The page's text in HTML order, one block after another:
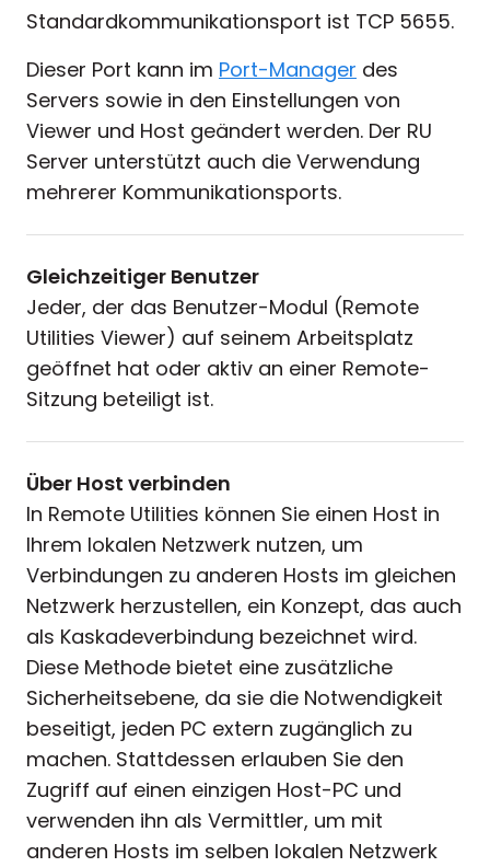
Standardkommunikationsport ist TCP 5655.
Dieser Port kann im Port-Manager des
Servers sowie in den Einstellungen von
Viewer und Host geändert werden. Der RU
Server unterstützt auch die Verwendung
mehrerer Kommunikationsports.
Gleichzeitiger Benutzer
Jeder, der das Benutzer-Modul (Remote
Utilities Viewer) auf seinem Arbeitsplatz
geöffnet hat oder aktiv an einer Remote-
Sitzung beteiligt ist.
Über Host verbinden
In Remote Utilities können Sie einen Host in
Ihrem lokalen Netzwerk nutzen, um
Verbindungen zu anderen Hosts im gleichen
Netzwerk herzustellen, ein Konzept, das auch
als Kaskadeverbindung bezeichnet wird.
Diese Methode bietet eine zusätzliche
Sicherheitsebene, da sie die Notwendigkeit
beseitigt, jeden PC extern zugänglich zu
machen. Stattdessen erlauben Sie den
Zugriff auf einen einzigen Host-PC und
verwenden ihn als Vermittler, um mit
anderen Hosts im selben lokalen Netzwerk